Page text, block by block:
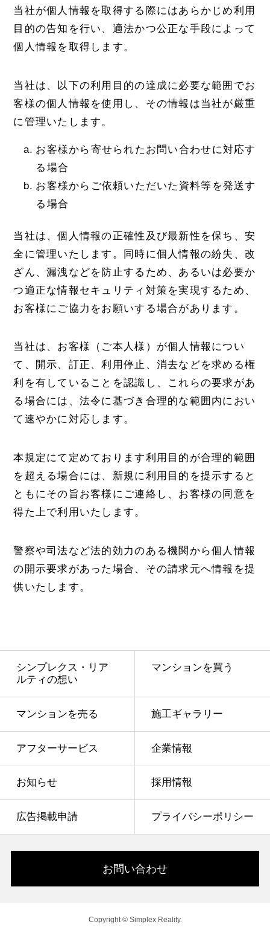
当社が個人情報を取得する際にはあらかじめ利用
目的の告知を行い、適法かつ公正な手段によって
個人情報を取得します。
当社は、以下の利用目的の達成に必要な範囲でお
客様の個人情報を使用し、その情報は当社が厳重
に管理いたします。
お客様から寄せられたお問い合わせに対応す
る場合
お客様からご依頼いただいた資料等を発送す
る場合
当社は、個人情報の正確性及び最新性を保ち、安
全に管理いたします。同時に個人情報の紛失、改
ざん、漏洩などを防止するため、あるいは必要か
つ適正な情報セキュリティ対策を実現するため、
お客様にご協力をお願いする場合があります。
当社は、お客様（ご本人様）が個人情報につい
て、開示、訂正、利用停止、消去などを求める権
利を有していることを認識し、これらの要求があ
る場合には、法令に基づき合理的な範囲内におい
て速やかに対応します。
本規定にて定めております利用目的が合理的範囲
を超える場合には、新規に利用目的を提示すると
ともにその旨お客様にご連絡し、お客様の同意を
得た上で利用いたします。
警察や司法など法的効力のある機関から個人情報
の開示要求があった場合、その請求元へ情報を提
供いたします。
シンプレクス・リア
ルティの想い
マンションを買う
マンションを売る 施工ギャラリー
アフターサービス 企業情報
お知らせ 採用情報
広告掲載申請 プライバシーポリシー
お問い合わせ
Copyright © Simplex Reality.